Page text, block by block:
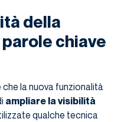
della
chiave
la nuova funzionalità
ampliare la visibilità
qualche tecnica